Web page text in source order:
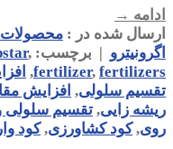
ادامه →
ارسال شده در : محصولات
اگرونیترو | برچسب: ,
fertilizer, fertilizers
,
تقسیم سلولی, افزایش
ریشه زایی, تقسیم سلولی
روی,کود کشاورزی,کود